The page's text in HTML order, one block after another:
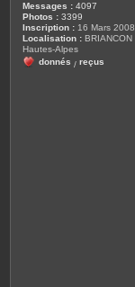
Messages : 4097
Photos : 3399
Inscription : 16 Mars 2008
Localisation : BRIANCON
Hautes-Alpes
donnés / reçus